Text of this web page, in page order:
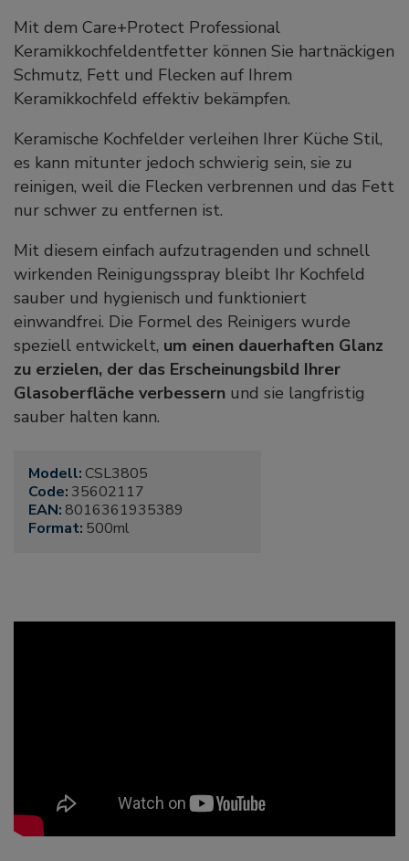
Mit dem Care+Protect Professional
Keramikkochfeldentfetter können Sie hartnäckigen
Schmutz, Fett und Flecken auf Ihrem
Keramikkochfeld effektiv bekämpfen.
Keramische Kochfelder verleihen Ihrer Küche Stil,
es kann mitunter jedoch schwierig sein, sie zu
reinigen, weil die Flecken verbrennen und das Fett
nur schwer zu entfernen ist.
Mit diesem einfach aufzutragenden und schnell
wirkenden Reinigungsspray bleibt Ihr Kochfeld
sauber und hygienisch und funktioniert
einwandfrei. Die Formel des Reinigers wurde
speziell entwickelt, um einen dauerhaften Glanz
zu erzielen, der das Erscheinungsbild Ihrer
Glasoberfläche verbessern und sie langfristig
sauber halten kann.
Modell: CSL3805
Code: 35602117
EAN: 8016361935389
Format: 500ml